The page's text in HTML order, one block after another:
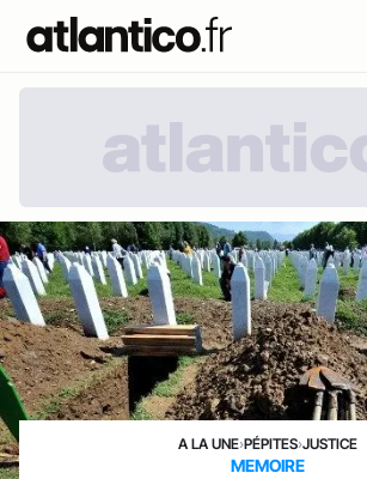
A LA UNE›PÉPITES›JUSTICE
MEMOIRE